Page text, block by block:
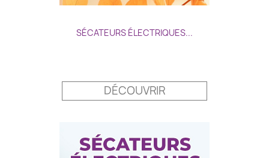
SÉCATEURS ÉLECTRIQUES...
DÉCOUVRIR